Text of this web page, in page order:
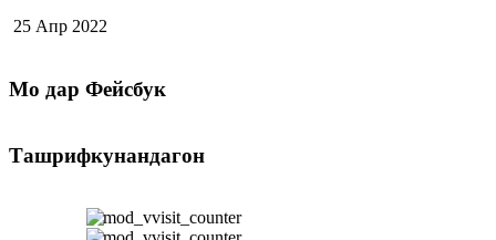
25 Апр 2022
Мо дар Фейсбук
Ташрифкунандагон